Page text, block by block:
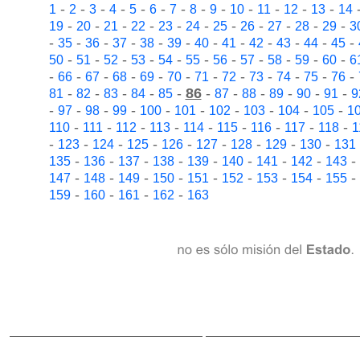
1- 2- 3- 4- 5- 6- 7- 8- 9- 10- 11- 12- 13- 14
19- 20- 21- 22- 23- 24- 25- 26- 27- 28- 29-
- 35- 36- 37- 38- 39- 40- 41- 42- 43- 44- 45-
50- 51- 52- 53- 54- 55- 56- 57- 58- 59- 60-
- 66- 67- 68- 69- 70- 71- 72- 73- 74- 75- 76-
81- 82- 83- 84- 85- 86- 87- 88- 89- 90- 91-
- 97- 98- 99- 100- 101- 102- 103- 104- 105-
110- 111- 112- 113- 114- 115- 116- 117- 118-
- 123- 124- 125- 126- 127- 128- 129- 130- 131
135- 136- 137- 138- 139- 140- 141- 142- 143-
147- 148- 149- 150- 151- 152- 153- 154- 155-
159- 160- 161- 162- 163